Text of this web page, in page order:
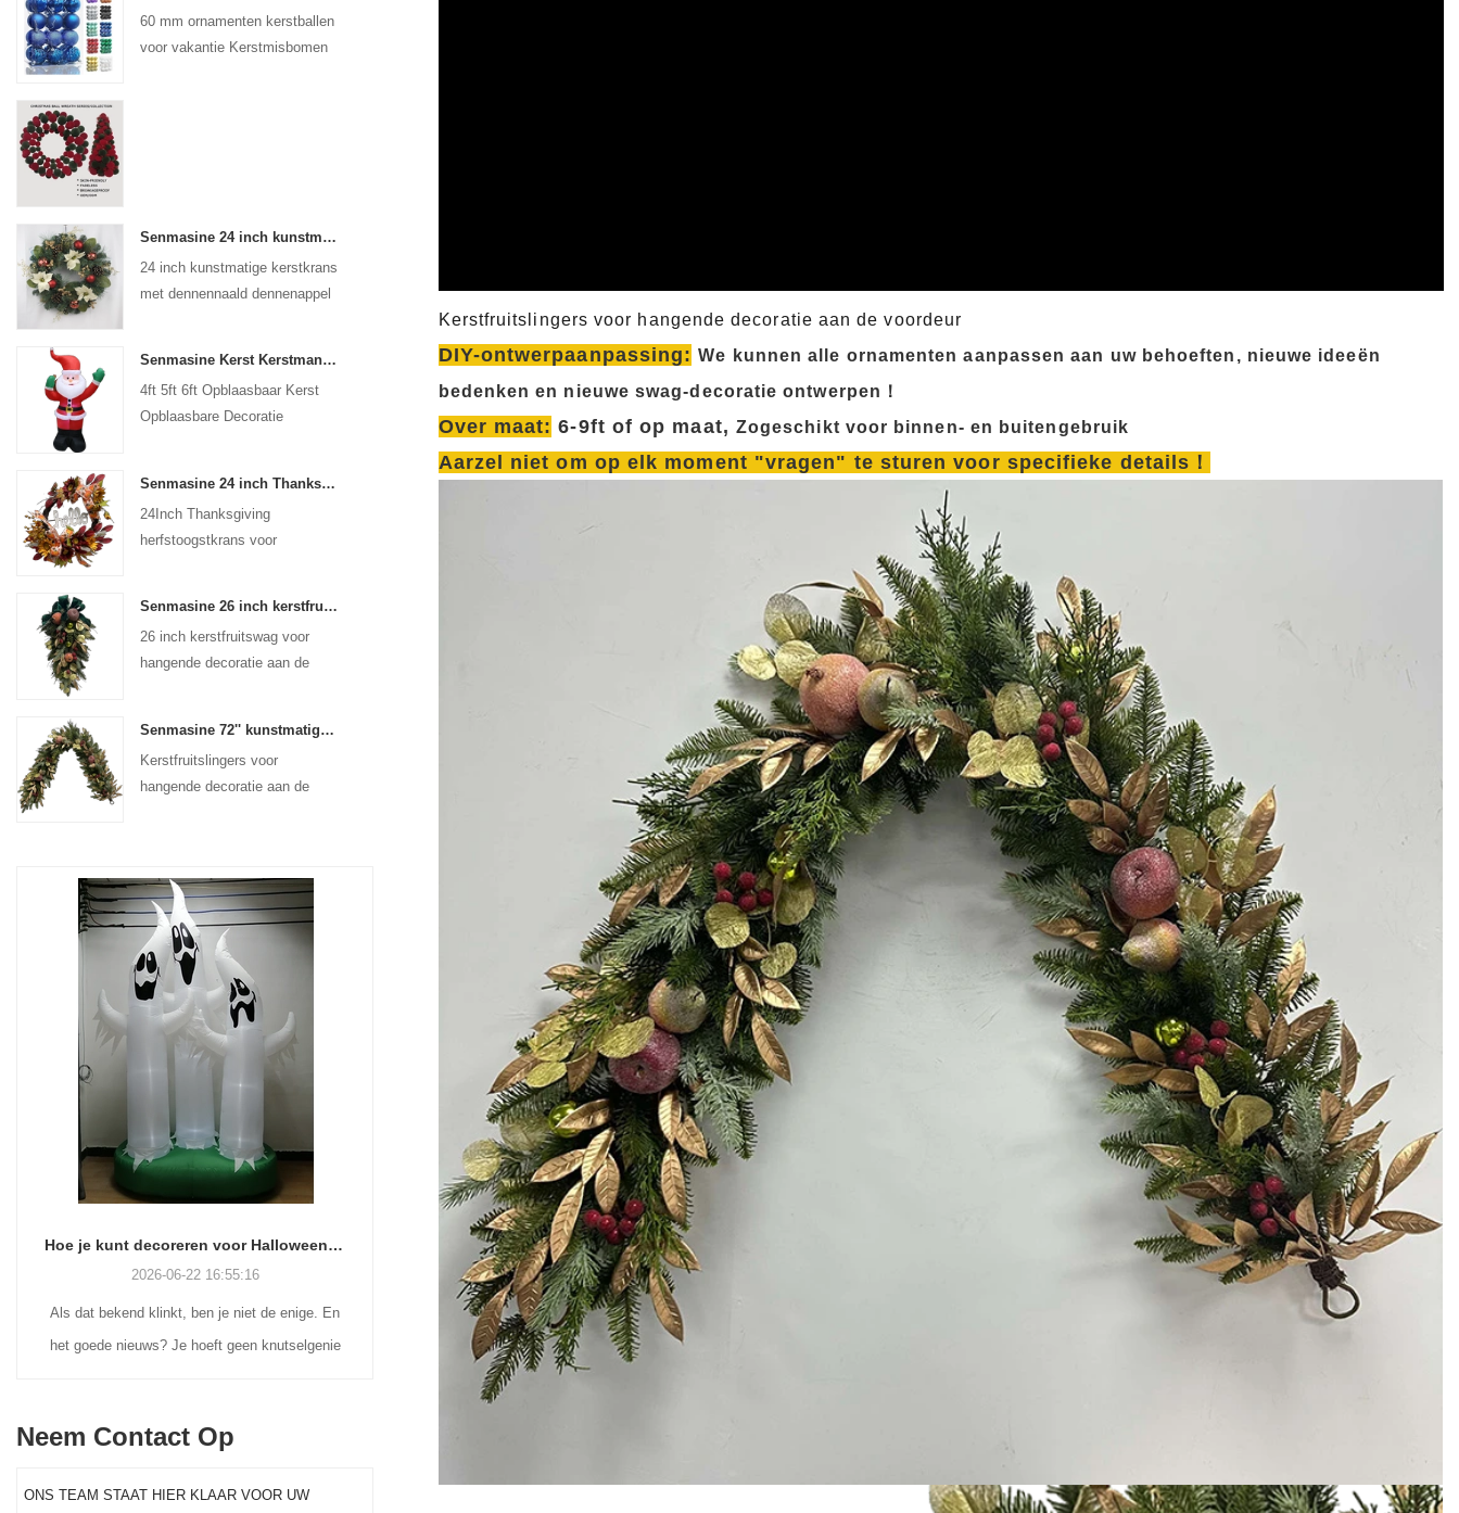
60 mm ornamenten kerstballen
voor vakantie Kerstmisbomen
Senmasine 24 inch kunstmatige kerstkrans met dennennaald dennenappel poinsettia rode bal gouden bessen tak
24 inch kunstmatige kerstkrans
met dennennaald dennenappel
Senmasine Kerst Kerstman Opblaasbaar Opblaasbaar Kerstmis Opblaasbaar Decoratie Vakantie Winter Binnen Buiten
4ft 5ft 6ft Opblaasbaar Kerst
Opblaasbare Decoratie
Senmasine 24 inch Thanksgiving herfstoogstkrans met Hallo bord herfstoogstbladeren zonnebloem-pompoenpatroon strik
24Inch Thanksgiving
herfstoogstkrans voor
Senmasine 26 inch kerstfruit swag met lintbogen Kunstmatige PVC-takbladeren
26 inch kerstfruitswag voor
hangende decoratie aan de
Senmasine 72'' kunstmatige kerstfruitslinger voor hangende decoratie in de trap en open haard
Kerstfruitslingers voor
hangende decoratie aan de
Hoe je kunt decoreren voor Halloween zonder je verstand te verliezen (of je weekend)
je niet de enige. En
geen knutselgenie
Gevlokte kerstman versus blaasvorm-kerstman versus opblaasbare kerstman: complete kopersgids voor 2026
Veel vakantiekopers keren terug naar
nostalgische kerstversieringen terwijl ze nog
blaasvorm-kerstmannen tot zacht aanvoelende
2026-05-22 15:37:50
Op maat gemaakte gigantische commerciële torenkerstbomen voor uw locatie 2026-04-27
Neem Contact Op
ONS TEAM STAAT HIER KLAAR VOOR UW
Kerstfruitslingers voor hangende decoratie aan de voordeur
DIY-ontwerpaanpassing: We kunnen alle ornamenten aanpassen aan uw behoeften, nieuwe ideeën
bedenken en nieuwe swag-decoratie ontwerpen！
Over maat: 6-9ft of op maat, Zogeschikt voor binnen- en buitengebruik
Aarzel niet om op elk moment "vragen" te sturen voor specifieke details！